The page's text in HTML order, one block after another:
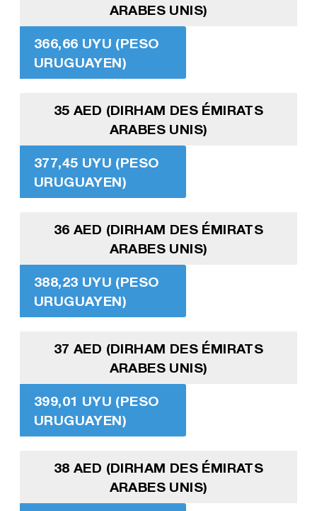
ARABES UNIS)
366,66 UYU (PESO
URUGUAYEN)
35 AED (DIRHAM DES ÉMIRATS
ARABES UNIS)
377,45 UYU (PESO
URUGUAYEN)
36 AED (DIRHAM DES ÉMIRATS
ARABES UNIS)
388,23 UYU (PESO
URUGUAYEN)
37 AED (DIRHAM DES ÉMIRATS
ARABES UNIS)
399,01 UYU (PESO
URUGUAYEN)
38 AED (DIRHAM DES ÉMIRATS
ARABES UNIS)